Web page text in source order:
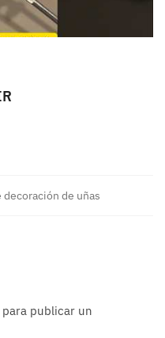
decoración de uñas
para publicar un